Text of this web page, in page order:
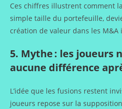
Ces chiffres illustrent comment
simple taille du portefeuille,
création de valeur dans les M&A
5. Mythe : les joueurs
aucune différence
L’idée que les fusions restent
joueurs repose sur la